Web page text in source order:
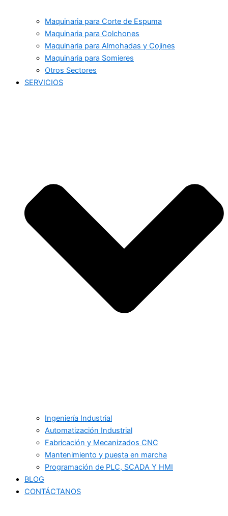
Maquinaria para Corte de Espuma
Maquinaria para Colchones
Maquinaria para Almohadas y Cojines
Maquinaria para Somieres
Otros Sectores
SERVICIOS
Ingeniería Industrial
Automatización Industrial
Fabricación y Mecanizados CNC
Mantenimiento y puesta en marcha
Programación de PLC, SCADA Y HMI
BLOG
CONTÁCTANOS